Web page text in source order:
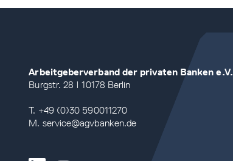
Arbeitgeberverband der privaten Banken e.V.
Burgstr. 28 | 10178 Berlin
T. +49 (0)30 590011270
M. service@agvbanken.de